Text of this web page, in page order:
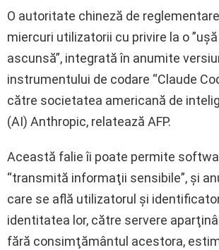
O autoritate chineză de
miercuri utilizatorii cu privire la o
ascunsă”, integrată în anumite
instrumentului de codare “Claude
către societatea americană de
(AI) Anthropic, relatează AFP.
Această falie îi poate permite
“transmită informaţii sensibile”, şi
care se află utilizatorul şi
identitatea lor, către servere
fără consimţământul acestora,